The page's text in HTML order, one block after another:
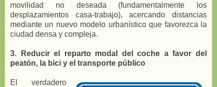
movilidad no deseada (fundamentalmente los
desplazamientos casa-trabajo), acercando distancias
mediante un nuevo modelo urbanístico que favorezca la
ciudad densa y compleja.
3. Reducir el reparto modal del coche a favor del
peatón, la bici y el transporte público
El verdadero